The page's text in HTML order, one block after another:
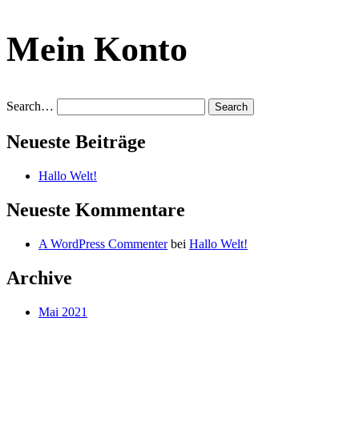
Mein Konto
Search…
Neueste Beiträge
Hallo Welt!
Neueste Kommentare
A WordPress Commenterbei Hallo Welt!
Archive
Mai 2021